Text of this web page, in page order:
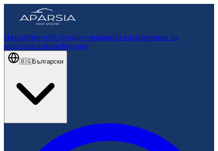
НачалоИмотиУслугиДестинацииЗа насНаръчник на
инвеститораБлогКонтакт
🇧🇬Български